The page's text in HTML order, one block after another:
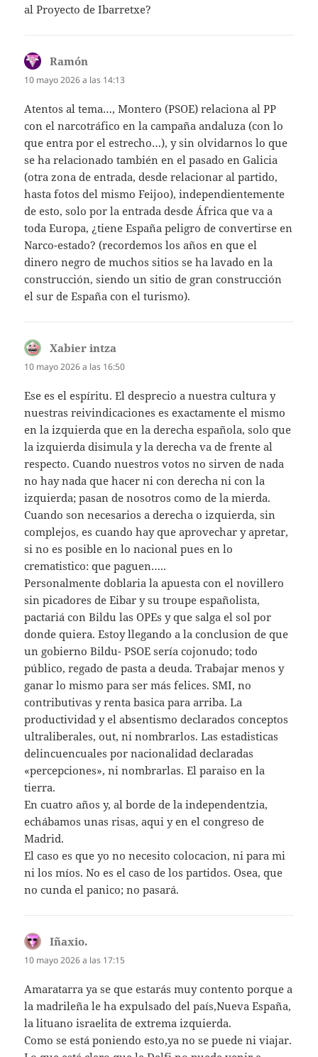
al Proyecto de Ibarretxe?
Ramón
10 mayo 2026 a las 14:13
Atentos al tema…, Montero (PSOE) relaciona al PP
con el narcotráfico en la campaña andaluza (con lo
que entra por el estrecho…), y sin olvidarnos lo que
se ha relacionado también en el pasado en Galicia
(otra zona de entrada, desde relacionar al partido,
hasta fotos del mismo Feijoo), independientemente
de esto, solo por la entrada desde África que va a
toda Europa, ¿tiene España peligro de convertirse en
Narco-estado? (recordemos los años en que el
dinero negro de muchos sitios se ha lavado en la
construcción, siendo un sitio de gran construcción
el sur de España con el turismo).
Xabier intza
10 mayo 2026 a las 16:50
Ese es el espíritu. El desprecio a nuestra cultura y
nuestras reivindicaciones es exactamente el mismo
en la izquierda que en la derecha española, solo que
la izquierda disimula y la derecha va de frente al
respecto. Cuando nuestros votos no sirven de nada
no hay nada que hacer ni con derecha ni con la
izquierda; pasan de nosotros como de la mierda.
Cuando son necesarios a derecha o izquierda, sin
complejos, es cuando hay que aprovechar y apretar,
si no es posible en lo nacional pues en lo
crematistico: que paguen…..
Personalmente doblaria la apuesta con el novillero
sin picadores de Eibar y su troupe españolista,
pactariá con Bildu las OPEs y que salga el sol por
donde quiera. Estoy llegando a la conclusion de que
un gobierno Bildu- PSOE sería cojonudo; todo
público, regado de pasta a deuda. Trabajar menos y
ganar lo mismo para ser más felices. SMI, no
contributivas y renta basica para arriba. La
productividad y el absentismo declarados conceptos
ultraliberales, out, ni nombrarlos. Las estadisticas
delincuencuales por nacionalidad declaradas
«percepciones», ni nombrarlas. El paraiso en la
tierra.
En cuatro años y, al borde de la independentzia,
echábamos unas risas, aqui y en el congreso de
Madrid.
El caso es que yo no necesito colocacion, ni para mi
ni los míos. No es el caso de los partidos. Osea, que
no cunda el panico; no pasará.
Iñaxio.
10 mayo 2026 a las 17:15
Amaratarra ya se que estarás muy contento porque a
la madrileña le ha expulsado del país,Nueva España,
la lituano israelita de extrema izquierda.
Como se está poniendo esto,ya no se puede ni viajar.